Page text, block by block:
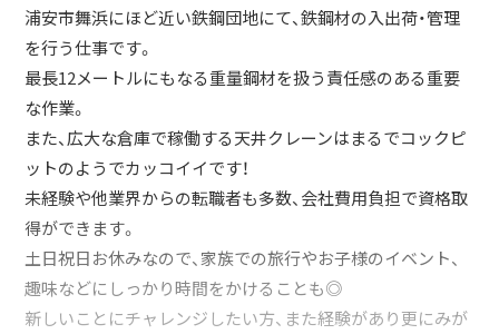
浦安市舞浜にほど近い鉄鋼団地にて、鉄鋼材の入出荷・管理
を行う仕事です。
最長12メートルにもなる重量鋼材を扱う責任感のある重要
な作業。
また、広大な倉庫で稼働する天井クレーンはまるでコックピ
ットのようでカッコイイです！
未経験や他業界からの転職者も多数、会社費用負担で資格取
得ができます。
土日祝日お休みなので、家族での旅行やお子様のイベント、
趣味などにしっかり時間をかけることも◎
新しいことにチャレンジしたい方、また経験があり更にみが